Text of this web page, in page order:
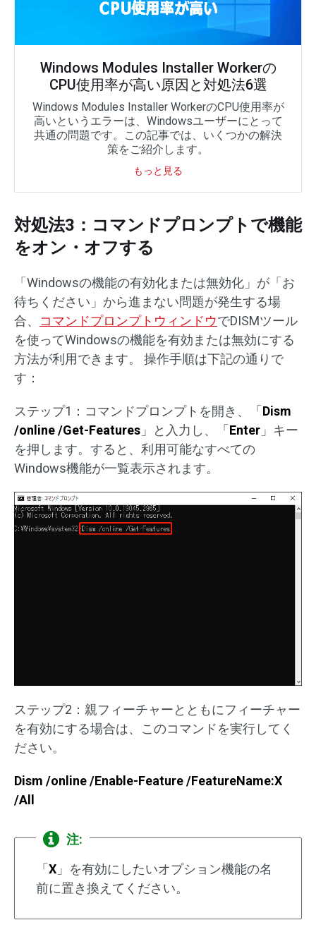
Windows Modules Installer Workerの
CPU使用率が高い原因と対処法6選
Windows Modules Installer WorkerのCPU使用率が
高いというエラーは、Windowsユーザーにとって
共通の問題です。この記事では、いくつかの解決
策をご紹介します。
もっと見る
対処法3：コマンドプロンプトで機能
をオン・オフする
「Windowsの機能の有効化または無効化」が「お
待ちください」から進まない問題が発生する場
合、 コマンドプロンプトウィンドウでDISMツール
を使ってWindowsの機能を有効または無効にする
方法が利用できます。 操作手順は下記の通りで
す：
ステップ1：コマンドプロンプトを開き、「Dism
/online /Get-Features 」と入力し、「Enter 」キー
を押します。すると、利用可能なすべての
Windows機能が一覧表示されます。
ステップ2：親フィーチャーとともにフィーチャー
を有効にする場合は、このコマンドを実行してく
ださい。
Dism /online /Enable-Feature /FeatureName:X
/All
注:
「 X 」を有効にしたいオプション機能の名
前に置き換えてください。